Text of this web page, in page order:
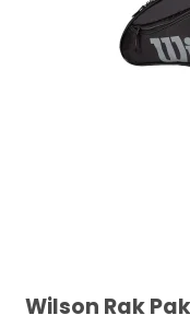
Wilson Rak